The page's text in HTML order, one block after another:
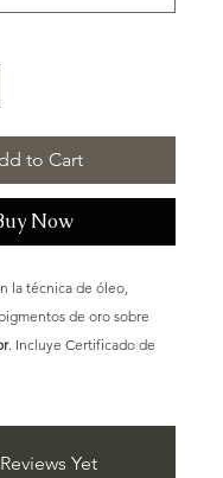
to Cart
Now
la técnica de óleo,
de oro sobre
. Incluye Certificado de
Yet